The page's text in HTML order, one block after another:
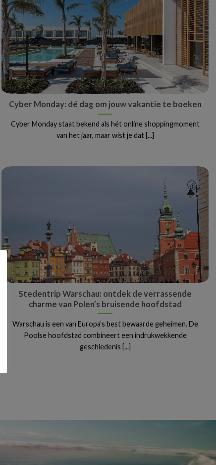
Cyber Monday: dé dag om jouw vakantie te boeken
Cyber Monday staat bekend als hét online shoppingmoment
van het jaar, maar wist je dat [...]
Stedentrip Warschau: ontdek de verrassende
charme van Polen’s bruisende hoofdstad
Warschau is een van Europa’s best bewaarde geheimen. De
Poolse hoofdstad combineert een indrukwekkende
geschiedenis [...]